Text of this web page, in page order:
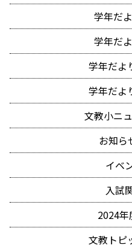
学年だ
学年だ
学年だよ
学年だよ
文教小ニ
お知ら
イベ
入試
2024
文教トピ